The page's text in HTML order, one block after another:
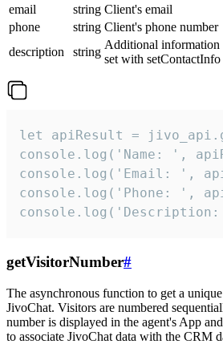
email
string Client's email
phone
string Client's phone number
description
string
Additional information
set with setContactInfo
let apiResult =
console.log('Name: ',
console.log('Email: ',
console.log('Phone: ',
getVisitorNumber#
The asynchronous function to get a
JivoChat. Visitors are numbered
number is displayed in the agent's App
to associate JivoChat data with the CRM